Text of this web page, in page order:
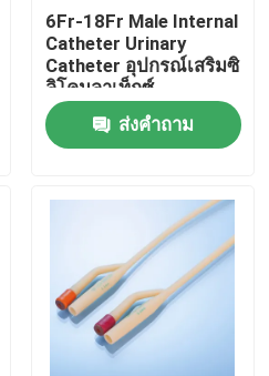
6Fr-18Fr Male Internal
Catheter Urinary
Catheter อุปกรณ์เสริมซิ
ลิโคนลาเท็กซ์
ส่งคำถาม